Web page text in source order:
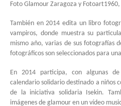
Foto Glamour Zaragoza y
También en 2014 edita un libro
vampiros, donde muestra su
mismo año, varias de sus fotografías
fotográficos son seleccionados para
En 2014 participa, con algunas
calendario solidario destinado a niños
de la iniciativa solidaria Isekin.
imágenes de glamour en un vídeo